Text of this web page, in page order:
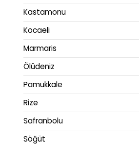
Kastamonu
Kocaeli
Marmaris
Ölüdeniz
Pamukkale
Rize
Safranbolu
Söğüt